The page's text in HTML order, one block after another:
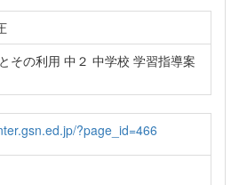
その利用 中２ 中学校 学習指導案
?page_id=466